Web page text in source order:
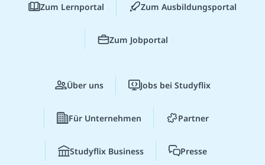
Zum Lernportal Zum Ausbildungsportal
Zum Jobportal
Über uns Jobs bei Studyflix
Für Unternehmen Partner
Studyflix Business Presse